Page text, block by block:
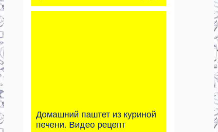
Домашний паштет из куриной
печени. Видео рецепт